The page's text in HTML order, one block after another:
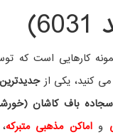
کارهایی است
کنید، یکی ازجدیدترین
باف کاشان
واماکن مذهبی متبرکه